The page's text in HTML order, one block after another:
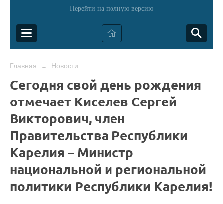
Перейти на полную версию
Главная → Новости
Сегодня свой день рождения
отмечает Киселев Сергей
Викторович, член
Правительства Республики
Карелия – Министр
национальной и региональной
политики Республики Карелия!